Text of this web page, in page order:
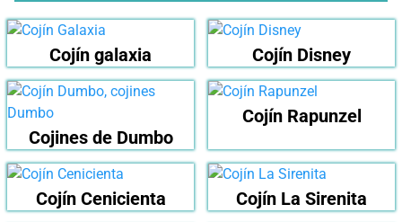
Cojín galaxia Cojín Disney
Cojines de Dumbo
Cojín Rapunzel
Cojín Cenicienta Cojín La Sirenita